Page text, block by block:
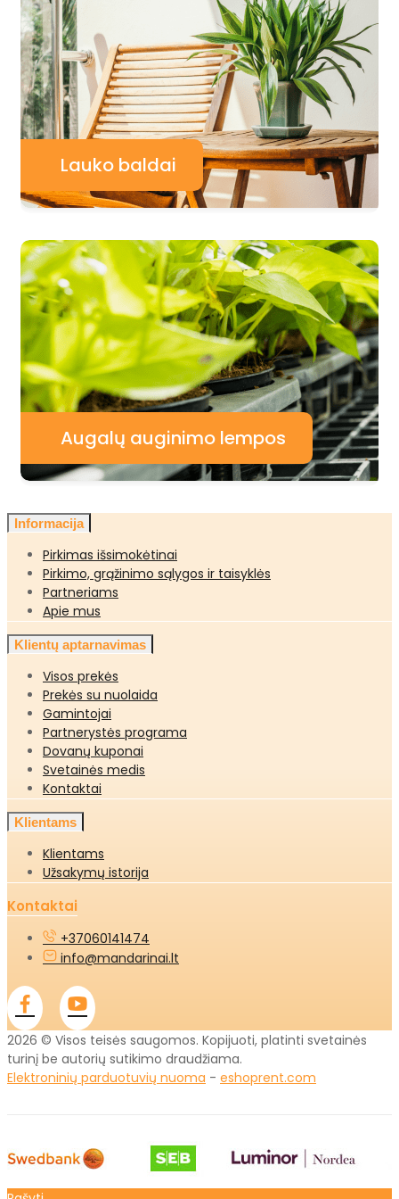
Lauko baldai
Augalų auginimo lempos
Informacija
Pirkimas išsimokėtinai
Pirkimo, grąžinimo sąlygos ir taisyklės
Partneriams
Apie mus
Klientų aptarnavimas
Visos prekės
Prekės su nuolaida
Gamintojai
Partnerystės programa
Dovanų kuponai
Svetainės medis
Kontaktai
Klientams
Klientams
Užsakymų istorija
Kontaktai
+37060141474
info@mandarinai.lt
2026 © Visos teisės saugomos. Kopijuoti, platinti svetainės
turinį be autorių sutikimo draudžiama.
Elektroninių parduotuvių nuoma - eshoprent.com